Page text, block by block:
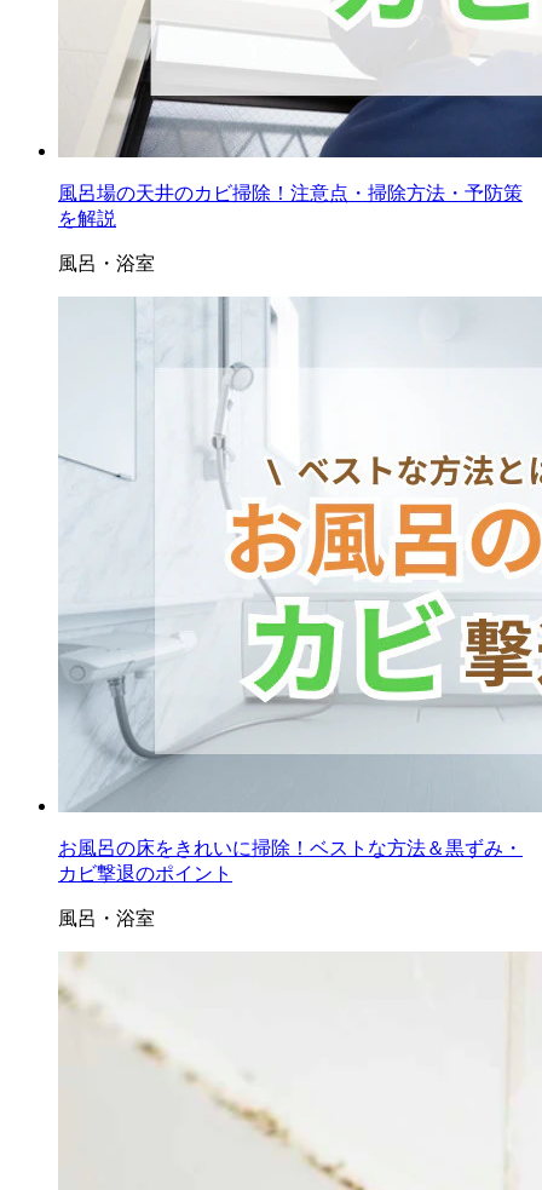
風呂場の天井のカビ掃除！注意点・掃除方法・予防策
を解説
風呂・浴室
お風呂の床をきれいに掃除！ベストな方法＆黒ずみ・
カビ撃退のポイント
風呂・浴室